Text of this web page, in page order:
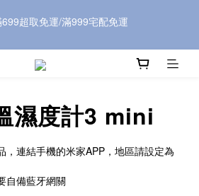
濕度計3 mini
連結手機的米家APP，地區請設定為
自備藍牙網關